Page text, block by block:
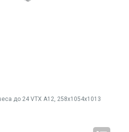
до 24 VTX A12, 258x1054x1013